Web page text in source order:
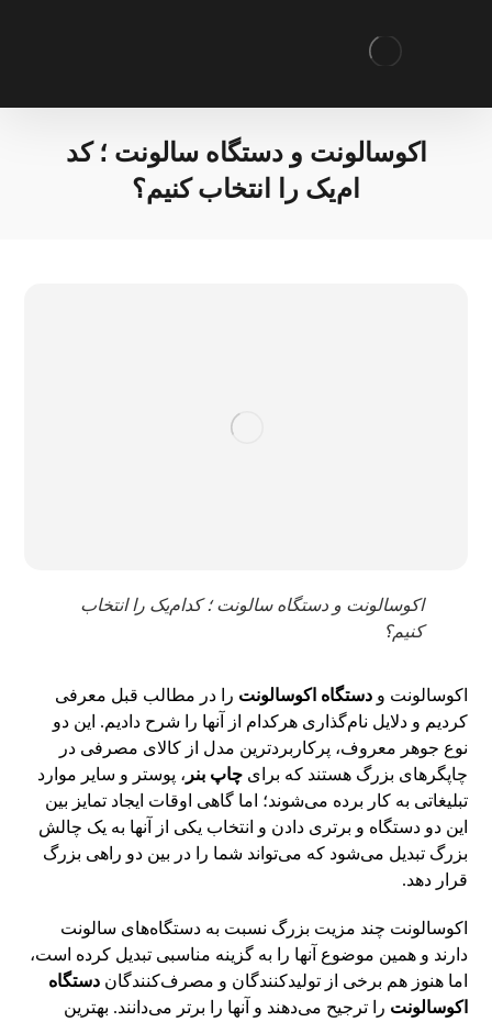
اکوسالونت و دستگاه سالونت ؛ کد
ام‌یک را انتخاب کنیم؟
اکوسالونت و دستگاه سالونت ؛ کدام‌یک را انتخاب
کنیم؟
اکوسالونت ودستگاه اکوسالونت را در مطالب قبل معرفی
کردیم و دلایل نام‌گذاری هرکدام از آنها را شرح دادیم. این دو
نوع جوهر معروف، پرکاربردترین مدل از کالای مصرفی در
چاپگرهای بزرگ هستند که برایچاپ بنر ، پوستر و سایر موارد
تبلیغاتی به کار برده می‌شوند؛ اما گاهی اوقات ایجاد تمایز بین
این دو دستگاه و برتری دادن و انتخاب یکی از آنها به یک چالش
بزرگ تبدیل می‌شود که می‌تواند شما را در بین دو راهی بزرگ
قرار دهد.
اکوسالونت چند مزیت بزرگ نسبت به دستگاه‌های سالونت
دارند و همین موضوع آنها را به گزینه مناسبی تبدیل کرده است،
اما هنوز هم برخی از تولیدکنندگان و مصرف‌کنندگاندستگاه
اکوسالونت را ترجیح می‌دهند و آنها را برتر می‌دانند. بهترین